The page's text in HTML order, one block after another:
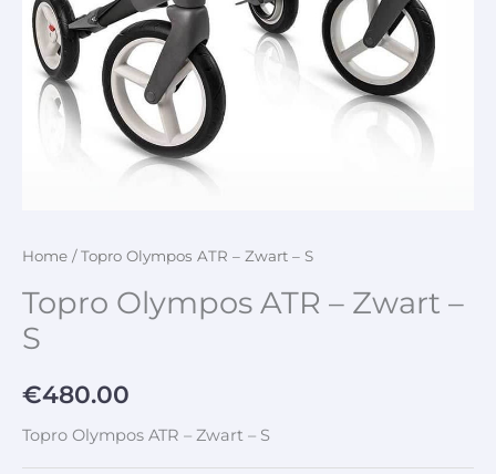
Home / Topro Olympos ATR – Zwart – S
Topro Olympos ATR – Zwart –
S
€480.00
Topro Olympos ATR – Zwart – S